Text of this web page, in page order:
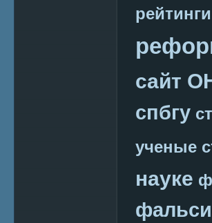
рейтинги
сайт
спбгу
ученые
науке